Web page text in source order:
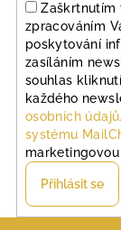
Zaškrtnutím
zpracováním
poskytování
zasíláním
souhlas
každého
osobních údajů.
systému
Přihlásit se